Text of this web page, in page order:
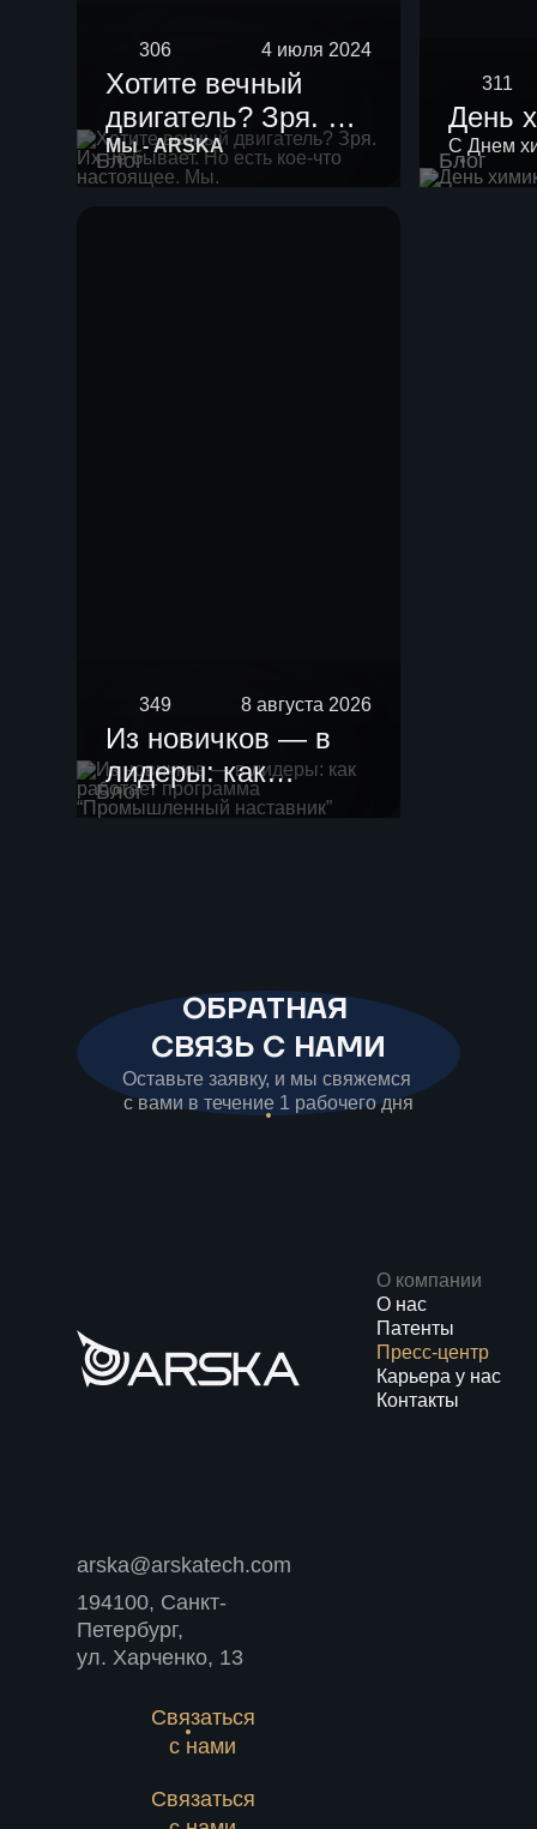
Блог
306 4 июля 2024
Хотите вечный
двигатель? Зря. Их
не бывает. Но есть
кое-что настоящее.
Мы - ARSKA
Блог
311
День
С Днем
Блог
349 8 августа 2026
Из новичков — в
лидеры: как
работает
ОБРАТНАЯ
СВЯЗЬ С НАМИ
Оставьте заявку, и мы свяжемся
с вами в течение 1 рабочего дня
arska@arskatech.com
194100, Санкт-
Петербург,
ул. Харченко, 13
О компании
О нас
Патенты
Пресс-центр
Карьера у нас
Контакты
Связаться
с нами
Связаться